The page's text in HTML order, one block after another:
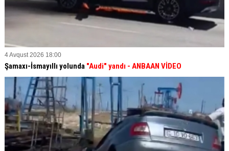
4 Avqust 2026 18:00
Şamaxı-İsmayıllı yolunda "Audi" yandı - ANBAAN VİDEO